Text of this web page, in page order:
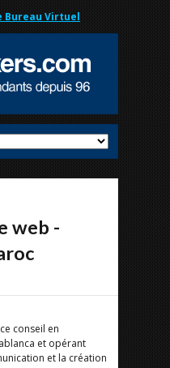
Bureau Virtuel
web -
conseil en
et opérant
et la création